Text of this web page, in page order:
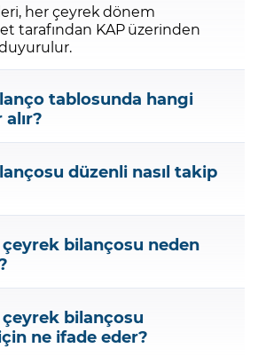
her çeyrek dönem
tarafından KAP üzerinden
tablosunda hangi
düzenli nasıl takip
çeyrek bilançosu neden
çeyrek bilançosu
ne ifade eder?